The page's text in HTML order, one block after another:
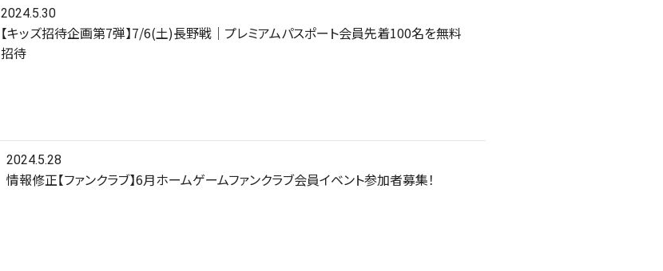
2024.5.30
【キッズ招待企画第7弾】7/6(土)長野戦｜プレミアムパスポート会員先着100名を無料
招待
2024.5.28
情報修正【ファンクラブ】6月ホームゲームファンクラブ会員イベント参加者募集！